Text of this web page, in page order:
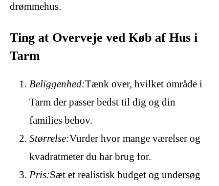
drømmehus.
Ting at Overveje ved Køb af Hus i
Tarm
Beliggenhed:Tænk over, hvilket område i
Tarm der passer bedst til dig og din
families behov.
Størrelse:Vurder hvor mange værelser og
kvadratmeter du har brug for.
Pris:Sæt et realistisk budget og undersøg